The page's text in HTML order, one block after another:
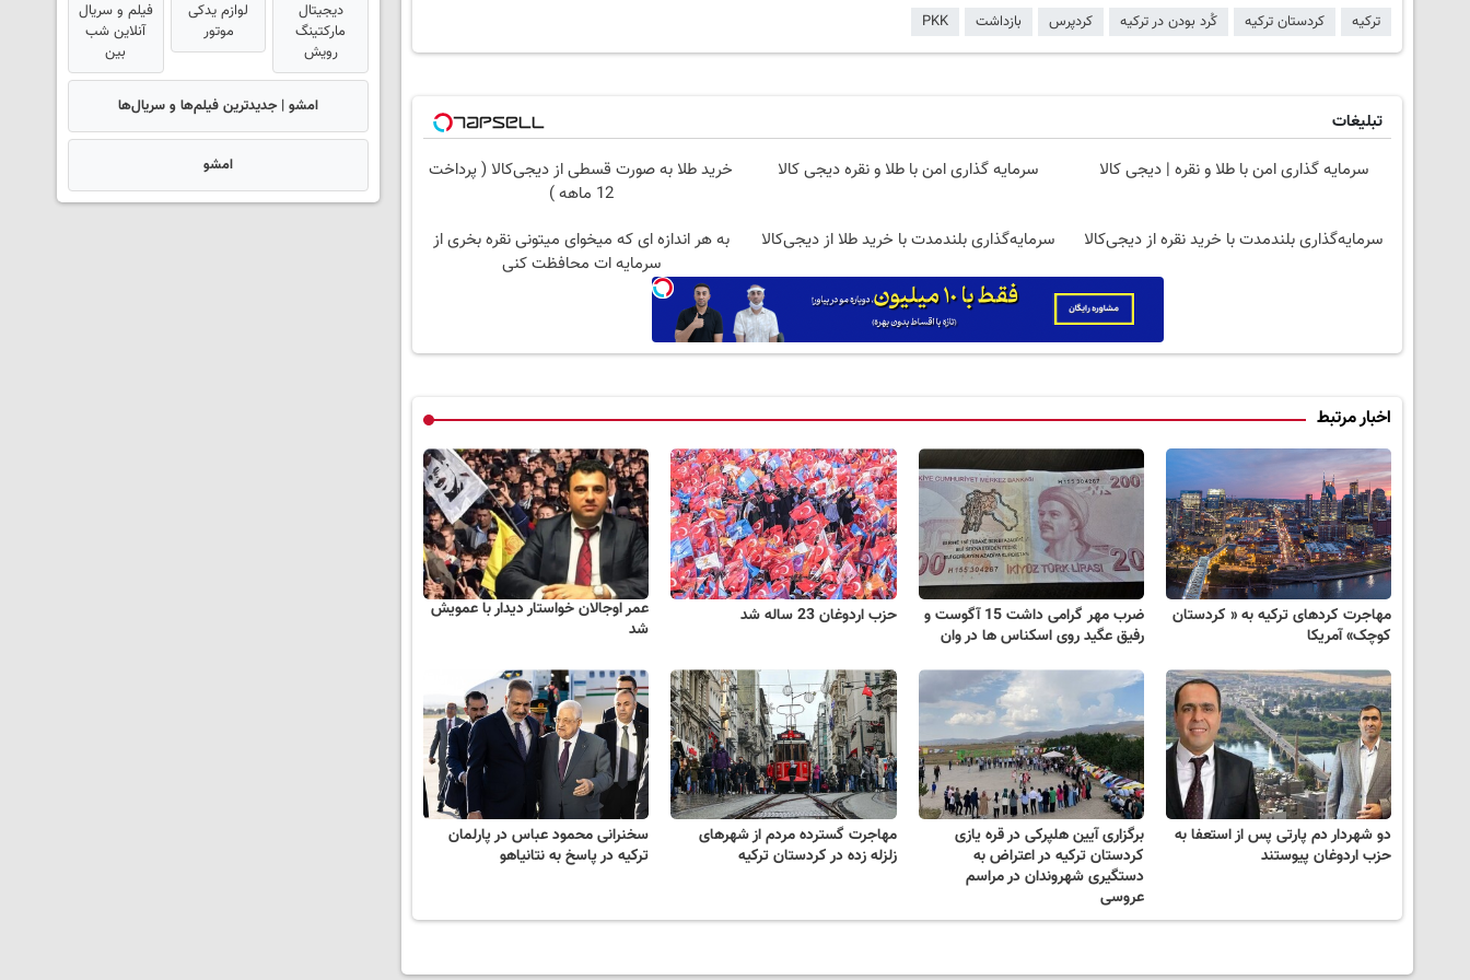
ترکیه کردستان ترکیه کُرد بودن در ترکیه کردپرس بازداشت PKK
تبلیغات
سرمایه گذاری امن با طلا و نقره | دیجی کالا
سرمایه گذاری امن با طلا و نقره دیجی کالا
خرید طلا به صورت قسطی از دیجی‌کالا ( پرداخت
12 ماهه )
سرمایه‌گذاری بلندمدت با خرید نقره از دیجی‌کالا
سرمایه‌گذاری بلندمدت با خرید طلا از دیجی‌کالا
به هر اندازه ای که میخوای میتونی نقره بخری از
سرمایه ات محافظت کنی
اخبار مرتبط
مهاجرت کردهای ترکیه به « کردستان
کوچک» آمریکا
ضرب مهر گرامی داشت 15 آگوست و
رفیق عگید روی اسکناس ها در وان
حزب اردوغان 23 ساله شد
عمر اوجالان خواستار دیدار با عمویش
شد
دو شهردار دم پارتی پس از استعفا به
حزب اردوغان پیوستند
برگزاری آیین هلپرکی در قره یازی
کردستان ترکیه در اعتراض به
دستگیری شهروندان در مراسم
عروسی
مهاجرت گسترده مردم از شهرهای
زلزله زده در کردستان ترکیه
سخنرانی محمود عباس در پارلمان
ترکیه در پاسخ به نتانیاهو
دیجیتال
مارکتینگ
رویش
لوازم یدکی
موتور
فیلم و سریال
آنلاین شب
بین
امشو | جدیدترین فیلم‌ها و سریال‌ها
امشو